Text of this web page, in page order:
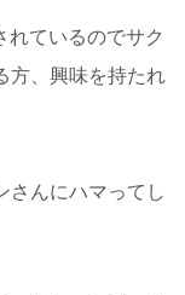
れているのでサク
方、興味を持たれ
さんにハマってし